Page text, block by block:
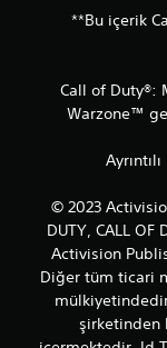
**Bu içerik
Call of Duty®:
Warzone™
© 2023
DUTY, CALL OF
Activision
Diğer tüm ticari
şirketinden